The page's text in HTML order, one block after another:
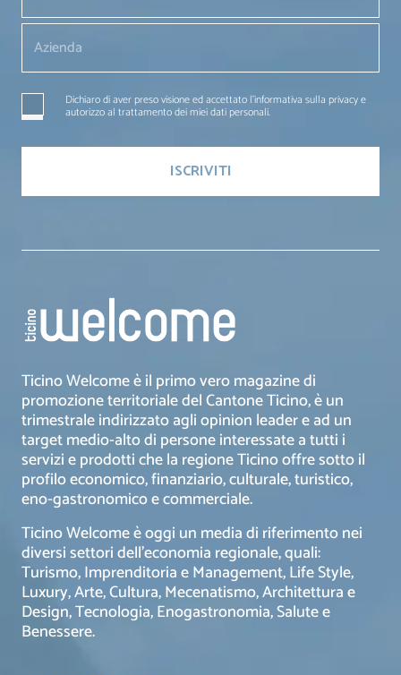
Dichiaro di aver preso visione ed accettato l'informativa sulla privacy e
autorizzo al trattamento dei miei dati personali.
Ticino Welcome è il primo vero magazine di
promozione territoriale del Cantone Ticino, è un
trimestrale indirizzato agli opinion leader e ad un
target medio-alto di persone interessate a tutti i
servizi e prodotti che la regione Ticino offre sotto il
profilo economico, finanziario, culturale, turistico,
eno-gastronomico e commerciale.
Ticino Welcome è oggi un media di riferimento nei
diversi settori dell’economia regionale, quali:
Turismo, Imprenditoria e Management, Life Style,
Luxury, Arte, Cultura, Mecenatismo, Architettura e
Design, Tecnologia, Enogastronomia, Salute e
Benessere.